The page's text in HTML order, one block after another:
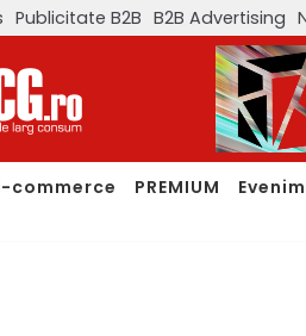
Publicitate B2B B2B Advertising
commerce PREMIUM